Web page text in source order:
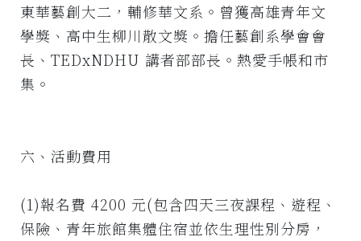
東華藝創大二，輔修華文系。曾獲高雄青年文
學獎、高中生柳川散文獎。擔任藝創系學會會
長、TEDxNDHU 講者部部長。熱愛手帳和市
集。
六、活動費用
(1)報名費 4200 元(包含四天三夜課程、遊程、
保險、青年旅館集體住宿並依生理性別分房，